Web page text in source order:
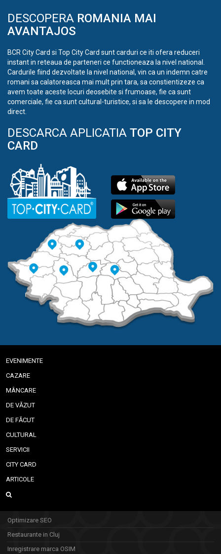
DESCOPERA ROMANIA MAI
AVANTAJOS
BCR City Card si Top City Card sunt carduri ce iti ofera reduceri
instant in reteaua de parteneri ce functioneaza la nivel national.
Cardurile fiind dezvoltate la nivel national, vin ca un indemn catre
romani sa calatoreasca mai mult prin tara, sa constientizeze ca
avem toate aceste locuri deosebite si frumoase, fie ca sunt
comerciale, fie ca sunt cultural-turistice, si sa le descopere in mod
direct.
DESCARCA APLICATIA TOP CITY
CARD
EVENIMENTE
CAZARE
MÂNCARE
DE VĂZUT
DE FĂCUT
CULTURAL
SERVICII
CITY CARD
ARTICOLE
Optimizare SEO
Restaurante in Cluj
Inregistrare marca OSIM